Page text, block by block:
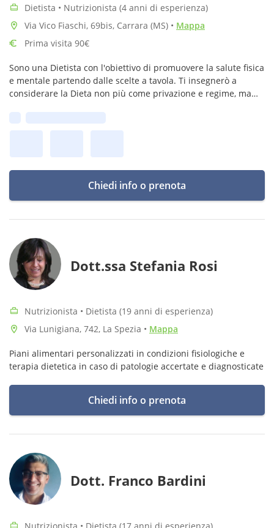
Dietista • Nutrizionista (4 anni di esperienza)
Via Vico Fiaschi, 69bis, Carrara (MS) • Mappa
Prima visita 90€
Sono una Dietista con l'obiettivo di promuovere la salute fisica
e mentale partendo dalle scelte a tavola. Ti insegnerò a
considerare la Dieta non più come privazione e regime, ma
Chiedi info o prenota
Dott.ssa Stefania Rosi
Nutrizionista • Dietista (19 anni di esperienza)
Via Lunigiana, 742, La Spezia • Mappa
Piani alimentari personalizzati in condizioni fisiologiche e
terapia dietetica in caso di patologie accertate e diagnosticate
Chiedi info o prenota
Dott. Franco Bardini